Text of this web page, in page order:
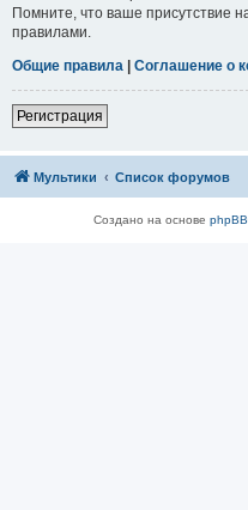
Помните, что ваше присутствие
правилами.
Общие правила | Соглашение о
Регистрация
Мультики Список форумов
Создано на основе phpBB